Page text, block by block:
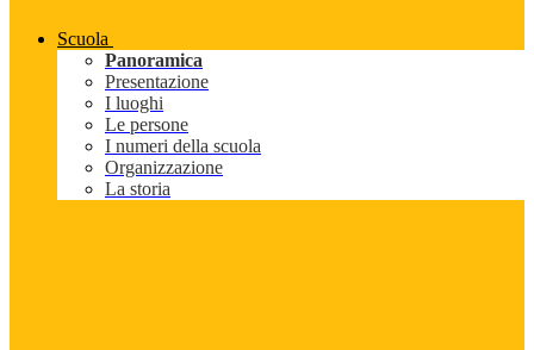
Scuola
Panoramica
Presentazione
I luoghi
Le persone
I numeri della scuola
Organizzazione
La storia